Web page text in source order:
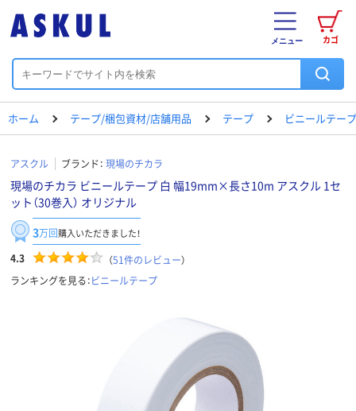
カゴ
メニュー
ホーム テープ/梱包資材/店舗用品 テープ ビニールテープ
アスクル ブランド： 現場のチカラ
現場のチカラ ビニールテープ 白 幅19mm×長さ10m アスクル 1セ
ット（30巻入） オリジナル
3万回購入いただきました！
4.3 （51件のレビュー）
ランキングを見る：ビニールテープ